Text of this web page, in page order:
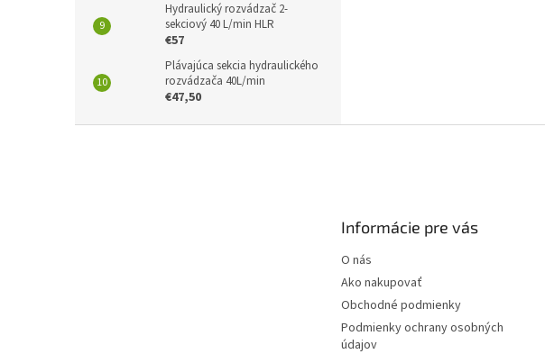
Hydraulický rozvádzač 2-
sekciový 40 L/min HLR
€57
Plávajúca sekcia hydraulického
rozvádzača 40L/min
€47,50
Informácie pre vás
O nás
Ako nakupovať
Obchodné podmienky
Podmienky ochrany osobných
údajov